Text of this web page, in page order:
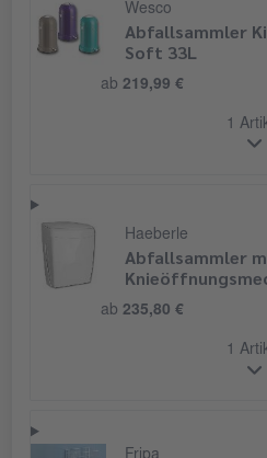
Wesco
Abfallsammler
Soft 33L
ab 219,99 €
1
Haeberle
Abfallsammler
ab 235,80 €
1